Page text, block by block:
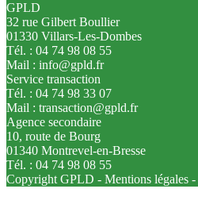
GPLD
32 rue Gilbert Boullier
01330 Villars-Les-Dombes
Tél. : 04 74 98 08 55
Mail : info@gpld.fr
Service transaction
Tél. : 04 74 98 33 07
Mail : transaction@gpld.fr
Agence secondaire
10, route de Bourg
01340 Montrevel-en-Bresse
Tél. : 04 74 98 08 55
Copyright GPLD - Mentions légales -